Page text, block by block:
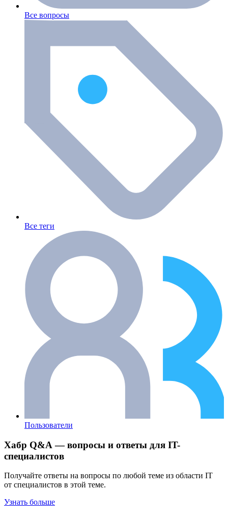
Все вопросы
Все теги
Пользователи
Хабр Q&A — вопросы и ответы для IT-
специалистов
Получайте ответы на вопросы по любой теме из области IT
от специалистов в этой теме.
Узнать больше